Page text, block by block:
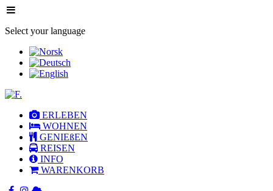
Select your language
ERLEBEN
WOHNEN
GENIEßEN
REISEN
INFO
WARENKORB